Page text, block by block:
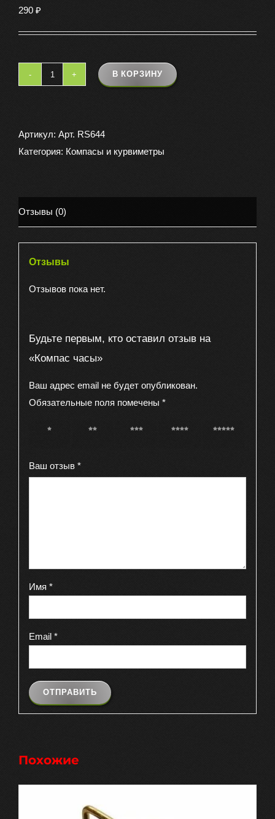
290 ₽
Количество
часы
В КОРЗИНУ
Артикул: Арт. RS644
Категория: Компасы и курвиметры
Отзывы (0)
Отзывы
Отзывов пока нет.
Будьте первым, кто оставил отзыв на
«Компас часы»
Ваш адрес email не будет опубликован.
Обязательные поля помечены *
1 из 5
2 из 5
3 из 5
4 из 5
5 из 5
Ваш отзыв *
Имя *
Email *
Похожие